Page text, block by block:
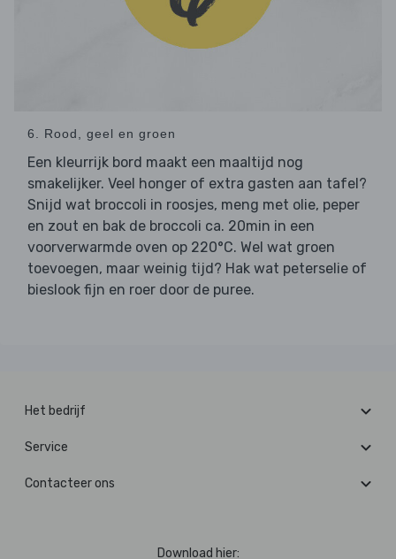
6. Rood, geel en groen
Een kleurrijk bord maakt een maaltijd nog
smakelijker. Veel honger of extra gasten aan tafel?
Snijd wat broccoli in roosjes, meng met olie, peper
en zout en bak de broccoli ca. 20min in een
voorverwarmde oven op 220°C. Wel wat groen
toevoegen, maar weinig tijd? Hak wat peterselie of
bieslook fijn en roer door de puree.
Het bedrijf
Service
Contacteer ons
Download hier: